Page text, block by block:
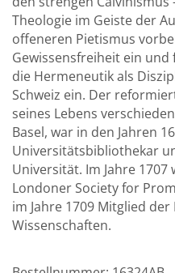
Theologie im Geiste der
offeneren Pietismus
Gewissensfreiheit ein
die Hermeneutik als
Schweiz ein. Der
seines Lebens
Basel, war in den Jahren
Universitätsbibliothekar
Universität. Im Jahre
Londoner Society for
im Jahre 1709 Mitglied
Wissenschaften.